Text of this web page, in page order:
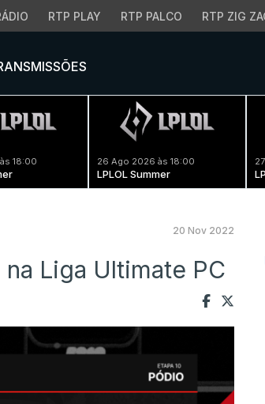
RTP PLAY RTP PALCO RTP ZIG
18:00 26 Ago 2026 às 18:00
LPLOL Summer
20 Nov 2022
Liga Ultimate PC